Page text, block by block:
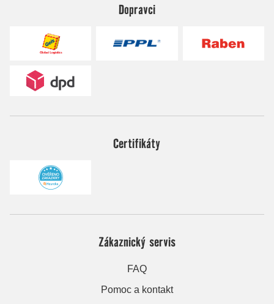
Dopravci
Certifikáty
Zákaznický servis
FAQ
Pomoc a kontakt